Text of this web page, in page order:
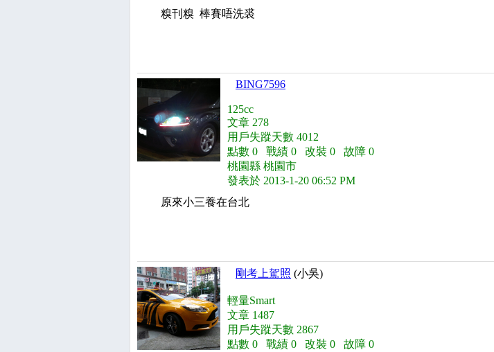
糗刊糗 棒賽唔洗裘
BING7596
125cc
文章 278
用戶失蹤天數 4012
點數 0 戰績 0 改裝 0 故障 0
桃園縣 桃園市
發表於 2013-1-20 06:52 PM
原來小三養在台北
剛考上駕照 (小吳)
輕量Smart
文章 1487
用戶失蹤天數 2867
點數 0 戰績 0 改裝 0 故障 0